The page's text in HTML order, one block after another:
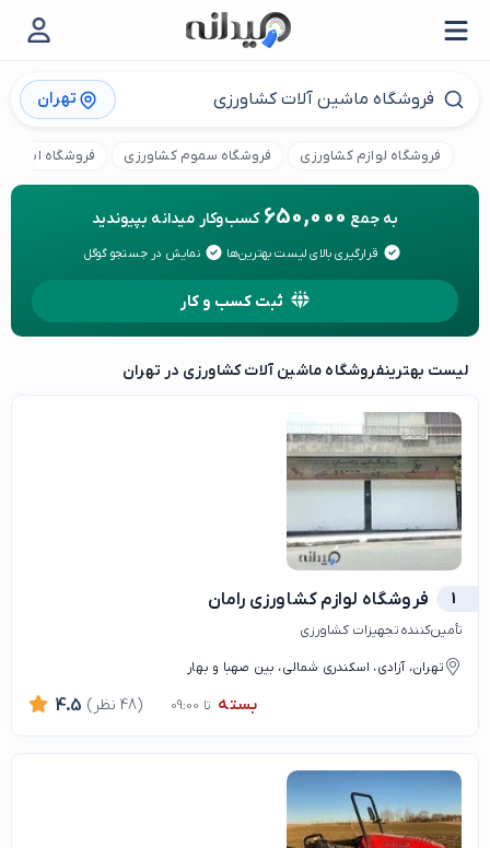
تهران
فروشگاه لوازم کشاورزی فروشگاه سموم کشاورزی فروشگاه ابزار
به جمع 650,000 کسب‌وکار میدانه بپیوندید
قرارگیری بالای لیست بهترین‌ها نمایش در جستجو گوگل
ثبت کسب و کار
لیست بهترینفروشگاه ماشین آلات کشاورزی در تهران
1 فروشگاه لوازم کشاورزی رامان
تأمین‌کننده تجهیزات کشاورزی
تهران، آزادی، اسکندری شمالی، بین صهبا و بهار
بسته تا 09:00 4.5 (48 نظر)